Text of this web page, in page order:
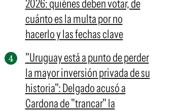
2026: quiénes deben votar, de
cuánto es la multa por no
hacerlo y las fechas clave
"Uruguay está a punto de perder
la mayor inversión privada de su
historia": Delgado acusó a
Cardona de "trancar" la